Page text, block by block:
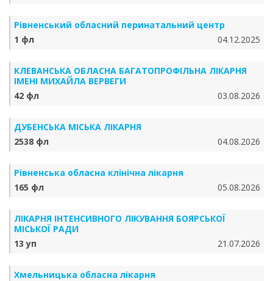
Рівненський обласний перинатальний центр
1 фл
04.12.2025
КЛЕВАНСЬКА ОБЛАСНА БАГАТОПРОФІЛЬНА ЛІКАРНЯ
ІМЕНІ МИХАЙЛА ВЕРВЕГИ
42 фл
03.08.2026
ДУБЕНСЬКА МІСЬКА ЛІКАРНЯ
2538 фл
04.08.2026
Рівненська обласна клінічна лікарня
165 фл
05.08.2026
ЛІКАРНЯ ІНТЕНСИВНОГО ЛІКУВАННЯ БОЯРСЬКОЇ
МІСЬКОЇ РАДИ
13 уп
21.07.2026
Хмельницька обласна лікарня